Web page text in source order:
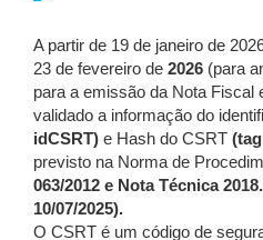
A partir de 19 de janeiro de
23 de fevereiro de 2026 (para
para a emissão da Nota Fiscal
validado a informação do
idCSRT) e Hash do CSRT
previsto na Norma de
063/2012 e Nota Técnica
10/07/2025).
O CSRT é um código de